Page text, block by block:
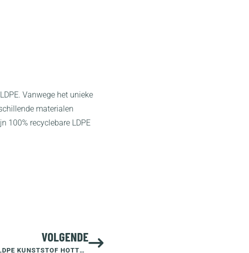
Vanwege het unieke
materialen
100% recyclebare LDPE
VOLGENDE
WELLTUB DE SPECIALIST IN HOOGWAARDIGE LDPE KUNSTSTOF HOTTUBS